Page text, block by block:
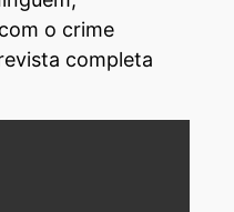
o crime
completa